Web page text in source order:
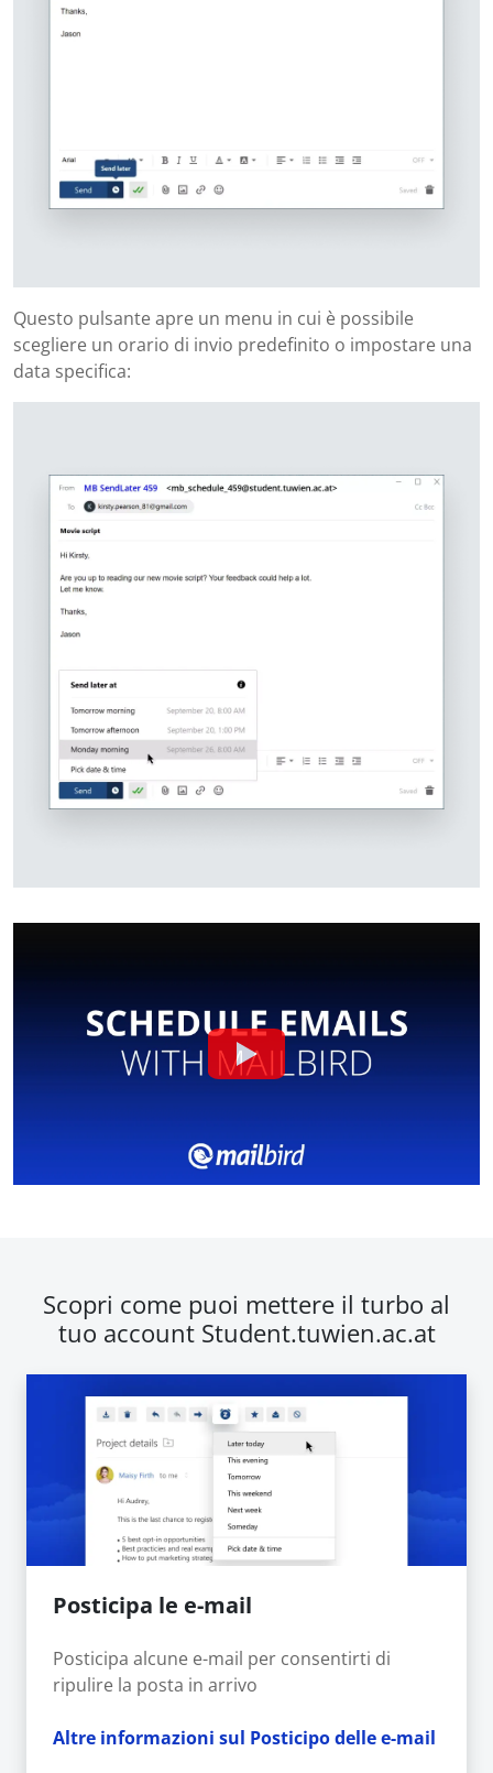
Questo pulsante apre un menu in cui è possibile
scegliere un orario di invio predefinito o impostare una
data specifica:
Scopri come puoi mettere il turbo al
tuo account Student.tuwien.ac.at
Posticipa le e-mail
Posticipa alcune e-mail per consentirti di
ripulire la posta in arrivo
Altre informazioni sul Posticipo delle e-mail